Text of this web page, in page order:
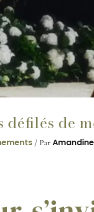
défilés de
/ Par Amandine